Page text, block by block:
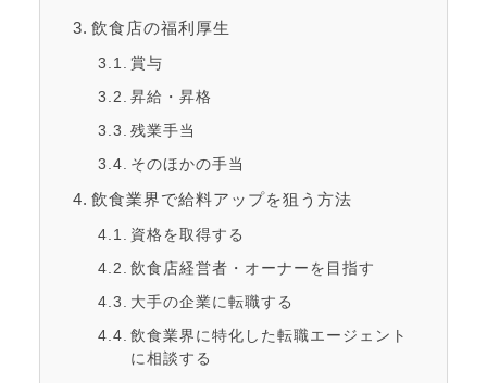
飲食店の福利厚生
賞与
昇給・昇格
残業手当
そのほかの手当
飲食業界で給料アップを狙う方法
資格を取得する
飲食店経営者・オーナーを目指す
大手の企業に転職する
飲食業界に特化した転職エージェント
に相談する